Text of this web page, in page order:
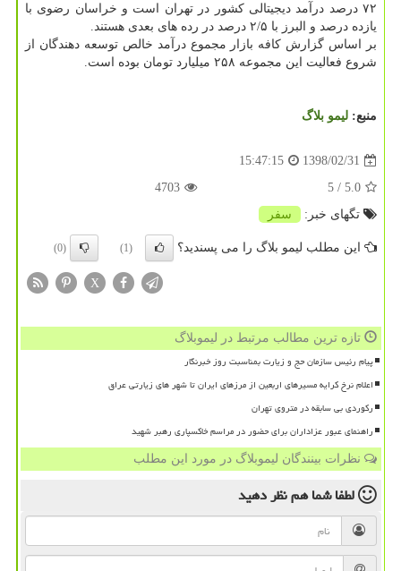
۷۲ درصد درآمد دیجیتالی كشور در تهران است و خراسان رضوی با
یازده درصد و البرز با ۲/۵ درصد در رده های بعدی هستند.
بر اساس گزارش كافه بازار مجموع درآمد خالص توسعه دهندگان از
شروع فعالیت این مجموعه ۲۵۸ میلیارد تومان بوده است.
منبع: لیمو بلاگ
1398/02/31
15:47:15
5.0
/ 5
4703
تگهای خبر:
سفر
این مطلب لیمو بلاگ را می پسندید؟ (1)
(0)
X
تازه ترین مطالب مرتبط در لیموبلاگ
پیام رئیس سازمان حج و زیارت بمناسبت روز خبرنگار
اعلام نرخ کرایه مسیرهای اربعین از مرزهای ایران تا شهر های زیارتی عراق
رکوردی بی سابقه در متروی تهران
راهنمای عبور عزاداران برای حضور در مراسم خاکسپاری رهبر شهید
نظرات بینندگان لیموبلاگ در مورد این مطلب
لطفا شما همنظر دهید